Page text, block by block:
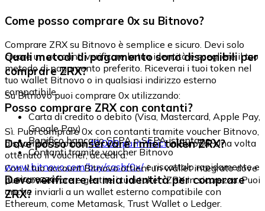
Come posso comprare 0x su Bitnovo?
Comprare ZRX su Bitnovo è semplice e sicuro. Devi solo
creare un account, verificare la tua identità e scegliere il tuo
metodo di pagamento preferito. Riceverai i tuoi token nel
tuo wallet Bitnovo o in qualsiasi indirizzo esterno
compatibile.
Quali metodi di pagamento sono disponibili per
comprare ZRX?
Su Bitnovo puoi comprare 0x utilizzando:
Carta di credito o debito (Visa, Mastercard, Apple Pay,
Google Pay)
Bonifico bancario SEPA o SEPA istantaneo
Contanti tramite voucher Bitnovo
Posso comprare ZRX con contanti?
Sì. Puoi comprare 0x con contanti tramite voucher Bitnovo,
disponibili in più di40.000 punti fisiciin Europa. Una volta
ottenuto il voucher, accedi a:
www.bitnovo.com/buy/cash/0x/e riscattalo rapidamente e
in sicurezza.
Dove posso conservare i miei token ZRX?
Con il tuo account Bitnovo ottieni un wallet integrato dove
puoi conservare e gestire i tuoi token ZRX in sicurezza. Puoi
anche inviarli a un wallet esterno compatibile con
Ethereum, come Metamask, Trust Wallet o Ledger.
Devo verificare la mia identità per comprare
ZRX?